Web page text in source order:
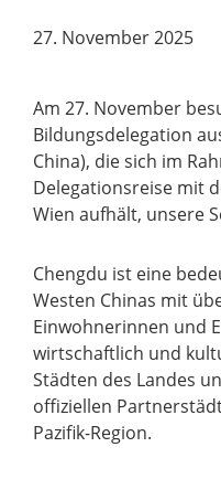
27. November 2025
Am 27. November
Bildungsdelegation
China), die sich im
Delegationsreise mit
Wien aufhält, unsere
Chengdu ist eine
Westen Chinas mit
Einwohnerinnen und
wirtschaftlich und
Städten des Landes
offiziellen
Pazifik-Region.